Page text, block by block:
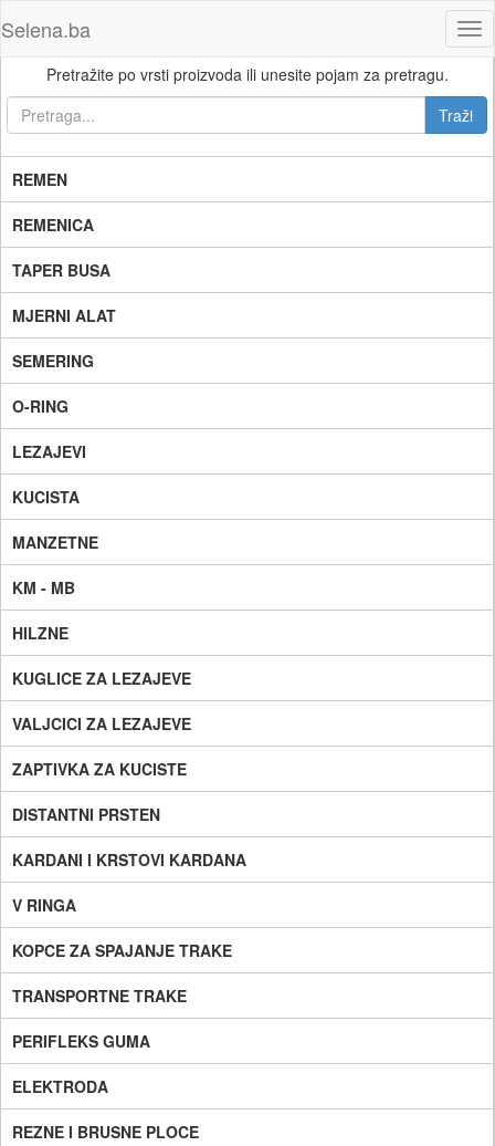
Selena.ba
Pretražite po vrsti proizvoda ili unesite pojam za pretragu.
REMEN
REMENICA
TAPER BUSA
MJERNI ALAT
SEMERING
O-RING
LEZAJEVI
KUCISTA
MANZETNE
KM - MB
HILZNE
KUGLICE ZA LEZAJEVE
VALJCICI ZA LEZAJEVE
ZAPTIVKA ZA KUCISTE
DISTANTNI PRSTEN
KARDANI I KRSTOVI KARDANA
V RINGA
KOPCE ZA SPAJANJE TRAKE
TRANSPORTNE TRAKE
PERIFLEKS GUMA
ELEKTRODA
REZNE I BRUSNE PLOCE